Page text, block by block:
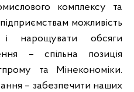
комплексу та
можливість
і нарощувати обсяги
– спільна позиція
та Мінекономіки.
– забезпечити наших